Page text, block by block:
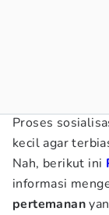
Proses
kecil agar
Nah, berikut ini
informasi
pertemanan